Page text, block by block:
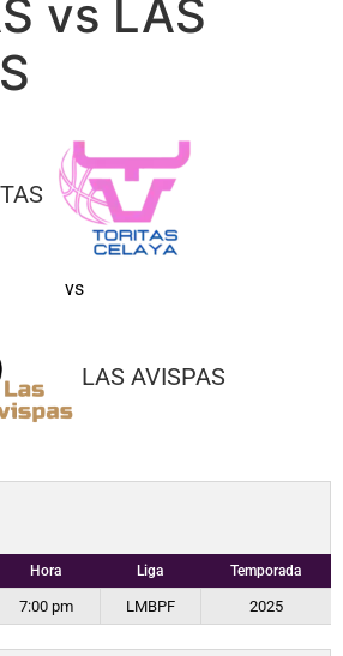
vs LAS
vs
LAS AVISPAS
Hora Liga Temporada
7:00 pm LMBPF 2025